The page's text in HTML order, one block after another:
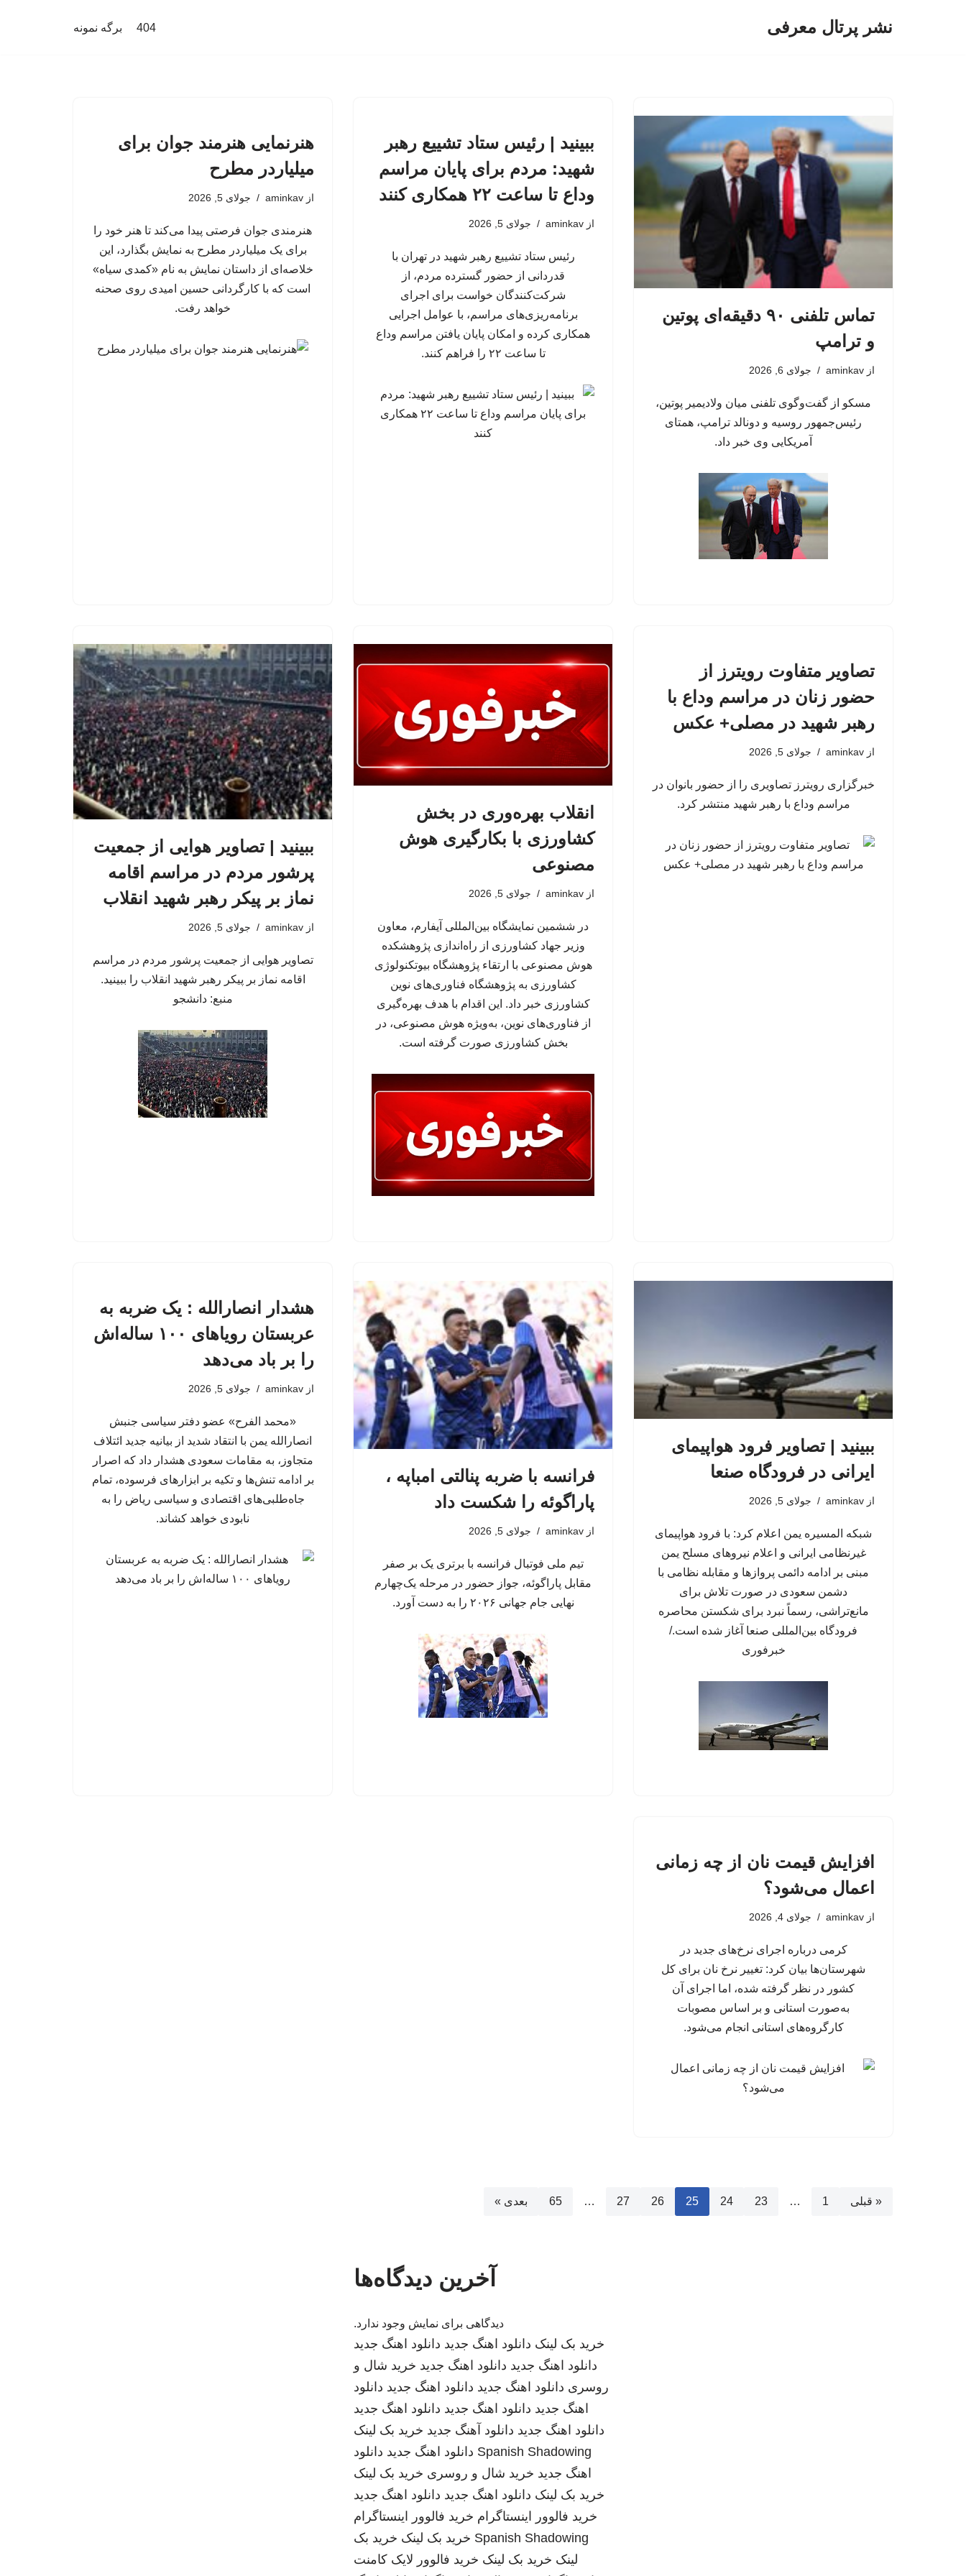
نشر پرتال معرفی 404 برگه نمونه
تماس تلفنی ۹۰ دقیقه‌ای پوتین
و ترامپ
از aminkav جولای 6, 2026
مسکو از گفت‌وگوی تلفنی میان ولادیمیر پوتین،
رئیس‌جمهور روسیه و دونالد ترامپ، همتای
آمریکایی وی خبر داد.
ببینید | رئیس ستاد تشییع رهبر
شهید: مردم برای پایان مراسم
وداع تا ساعت ۲۲ همکاری کنند
از aminkav جولای 5, 2026
رئیس ستاد تشییع رهبر شهید در تهران با
قدردانی از حضور گسترده مردم، از
شرکت‌کنندگان خواست برای اجرای
برنامه‌ریزی‌های مراسم، با عوامل اجرایی
همکاری کرده و امکان پایان یافتن مراسم وداع
تا ساعت ۲۲ را فراهم کنند.
هنرنمایی هنرمند جوان برای
میلیاردر مطرح
از aminkav جولای 5, 2026
هنرمندی جوان فرصتی پیدا می‌کند تا هنر خود را
برای یک میلیاردر مطرح به نمایش بگذارد، این
خلاصه‌ای از داستان نمایش به نام «کمدی سیاه»
است که با کارگردانی حسین امیدی روی صحنه
خواهد رفت.
تصاویر متفاوت رویترز از
حضور زنان در مراسم وداع با
رهبر شهید در مصلی+ عکس
از aminkav جولای 5, 2026
خبرگزاری رویترز تصاویری را از حضور بانوان در
مراسم وداع با رهبر شهید منتشر کرد.
انقلاب بهره‌وری در بخش
کشاورزی با بکارگیری هوش
مصنوعی
از aminkav جولای 5, 2026
در ششمین نمایشگاه بین‌المللی آیفارم، معاون
وزیر جهاد کشاورزی از راه‌اندازی پژوهشکده
هوش مصنوعی با ارتقاء پژوهشگاه بیوتکنولوژی
کشاورزی به پژوهشگاه فناوری‌های نوین
کشاورزی خبر داد. این اقدام با هدف بهره‌گیری
از فناوری‌های نوین، به‌ویژه هوش مصنوعی، در
بخش کشاورزی صورت گرفته است.
ببینید | تصاویر هوایی از جمعیت
پرشور مردم در مراسم اقامه
نماز بر پیکر رهبر شهید انقلاب
از aminkav جولای 5, 2026
تصاویر هوایی از جمعیت پرشور مردم در مراسم
اقامه نماز بر پیکر رهبر شهید انقلاب را ببینید.
منبع: دانشجو
ببینید | تصاویر فرود هواپیمای
ایرانی در فرودگاه صنعا
از aminkav جولای 5, 2026
شبکه المسیره یمن اعلام کرد: با فرود هواپیمای
غیرنظامی ایرانی و اعلام نیروهای مسلح یمن
مبنی بر ادامه دائمی پروازها و مقابله نظامی با
دشمن سعودی در صورت تلاش برای
مانع‌تراشی، رسماً نبرد برای شکستن محاصره
فرودگاه بین‌المللی صنعا آغاز شده است./
خبرفوری
فرانسه با ضربه پنالتی امباپه ،
پاراگوئه را شکست داد
از aminkav جولای 5, 2026
تیم ملی فوتبال فرانسه با برتری یک بر صفر
مقابل پاراگوئه، جواز حضور در مرحله یک‌چهارم
نهایی جام جهانی ۲۰۲۶ را به دست آورد.
هشدار انصارالله : یک ضربه به
عربستان رویاهای ۱۰۰ ساله‌اش
را بر باد می‌دهد
از aminkav جولای 5, 2026
«محمد الفرح» عضو دفتر سیاسی جنبش
انصارالله یمن با انتقاد شدید از بیانیه جدید ائتلاف
متجاوز، به مقامات سعودی هشدار داد که اصرار
بر ادامه تنش‌ها و تکیه بر ابزارهای فرسوده، تمام
جاه‌طلبی‌های اقتصادی و سیاسی ریاض را به
نابودی خواهد کشاند.
افزایش قیمت نان از چه زمانی
اعمال می‌شود؟
از aminkav جولای 4, 2026
کرمی درباره اجرای نرخ‌های جدید در
شهرستان‌ها بیان کرد: تغییر نرخ نان برای کل
کشور در نظر گرفته شده، اما اجرای آن
به‌صورت استانی و بر اساس مصوبات
کارگروه‌های استانی انجام می‌شود.
« قبلی 1
…
23
24
25
26
27
…
65 بعدی »
آخرین دیدگاه‌ها
دیدگاهی برای نمایش وجود ندارد.
خرید بک لینک دانلود اهنگ جدید دانلود اهنگ جدید
دانلود اهنگ جدید دانلود اهنگ جدید خرید شال و
روسری دانلود اهنگ جدید دانلود اهنگ جدید دانلود
اهنگ جدید دانلود اهنگ جدید دانلود اهنگ جدید
دانلود اهنگ جدید دانلود آهنگ جدید خرید بک لینک
Spanish Shadowing دانلود اهنگ جدید دانلود
اهنگ جدید خرید شال و روسری خرید بک لینک
خرید بک لینک دانلود اهنگ جدید دانلود اهنگ جدید
خرید فالوور اینستاگرام خرید فالوور اینستاگرام
Spanish Shadowing خرید بک لینک خرید بک
لینک خرید بک لینک خرید فالوور لایک کامنت